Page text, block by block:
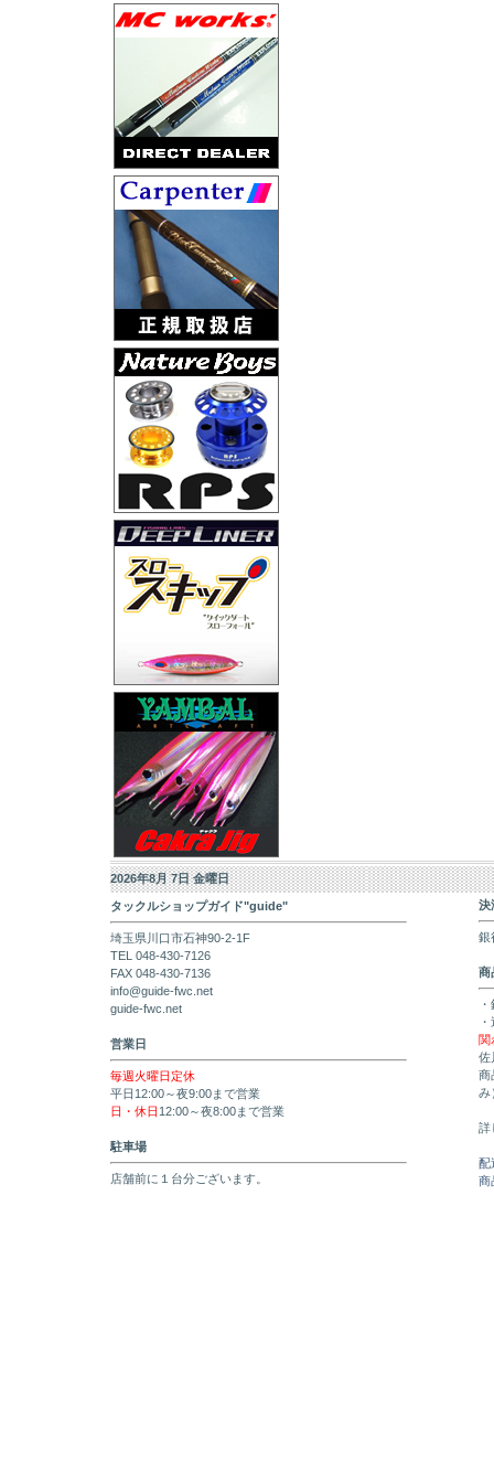
2026年8月 7日 金曜日
タックルショップガイド"guide"
埼玉県川口市石神90-2-1F
TEL 048-430-7126
FAX 048-430-7136
info@guide-fwc.net
guide-fwc.net
営業日
毎週火曜日定休
平日12:00～夜9:00まで営業
日・休日 12:00～夜8:00まで営業
駐車場
店舗前に１台分ございます。
決
銀
商
関
佐
商
み
詳
配
商